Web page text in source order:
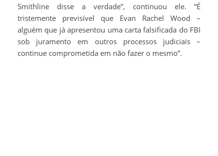
Smithline disse a verdade”, continuou ele. “É
tristemente previsível que Evan Rachel Wood –
alguém que já apresentou uma carta falsificada do FBI
sob juramento em outros processos judiciais –
continue comprometida em não fazer o mesmo”.